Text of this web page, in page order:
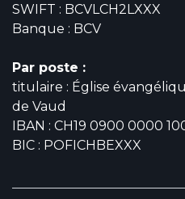
SWIFT : BCVLCH2LXXX
Banque : BCV
Par poste :
titulaire : Église
de Vaud
IBAN : CH19 0900 0000
BIC : POFICHBEXXX